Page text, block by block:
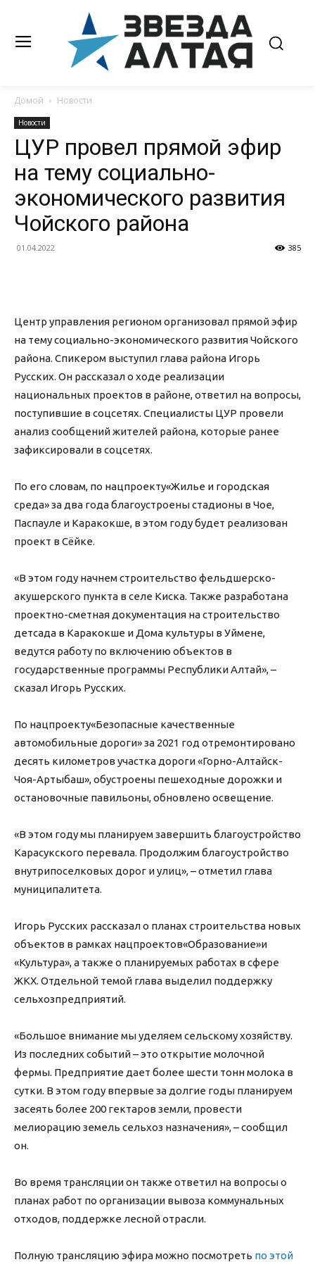
Домой Новости
Новости
ЦУР провел прямой эфир
на тему социально-
экономического развития
Чойского района
01.04.2022 385
Центр управления регионом организовал прямой эфир
на тему социально-экономического развития Чойского
района. Спикером выступил глава района Игорь
Русских. Он рассказал о ходе реализации
национальных проектов в районе, ответил на вопросы,
поступившие в соцсетях. Специалисты ЦУР провели
анализ сообщений жителей района, которые ранее
зафиксировали в соцсетях.
По его словам, по нацпроекту«Жилье и городская
среда» за два года благоустроены стадионы в Чое,
Паспауле и Каракокше, в этом году будет реализован
проект в Сёйке.
«В этом году начнем строительство фельдшерско-
акушерского пункта в селе Киска. Также разработана
проектно-сметная документация на строительство
детсада в Каракокше и Дома культуры в Уймене,
ведутся работу по включению объектов в
государственные программы Республики Алтай», –
сказал Игорь Русских.
По нацпроекту«Безопасные качественные
автомобильные дороги» за 2021 год отремонтировано
десять километров участка дороги «Горно-Алтайск-
Чоя-Артыбаш», обустроены пешеходные дорожки и
остановочные павильоны, обновлено освещение.
«В этом году мы планируем завершить благоустройство
Карасукского перевала. Продолжим благоустройство
внутрипоселковых дорог и улиц», – отметил глава
муниципалитета.
Игорь Русских рассказал о планах строительства новых
объектов в рамках нацпроектов«Образование»и
«Культура», а также о планируемых работах в сфере
ЖКХ. Отдельной темой глава выделил поддержку
сельхозпредприятий.
«Большое внимание мы уделяем сельскому хозяйству.
Из последних событий – это открытие молочной
фермы. Предприятие дает более шести тонн молока в
сутки. В этом году впервые за долгие годы планируем
засеять более 200 гектаров земли, провести
мелиорацию земель сельхоз назначения», – сообщил
он.
Во время трансляции он также ответил на вопросы о
планах работ по организации вывоза коммунальных
отходов, поддержке лесной отрасли.
Полную трансляцию эфира можно посмотреть по этой